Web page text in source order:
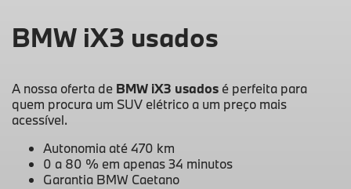
BMW iX3 usados
A nossa oferta de BMW iX3 usados é perfeita para
quem procura um SUV elétrico a um preço mais
acessível.
Autonomia até 470 km
0 a 80 % em apenas 34 minutos
Garantia BMW Caetano